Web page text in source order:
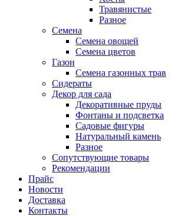
Травянистые
Разное
Семена
Семена овощей
Семена цветов
Газон
Семена газонных трав
Сидераты
Декор для сада
Декоративные пруды
Фонтаны и подсветка
Садовые фигуры
Натуральный камень
Разное
Сопутствующие товары
Рекомендации
Прайс
Новости
Доставка
Контакты